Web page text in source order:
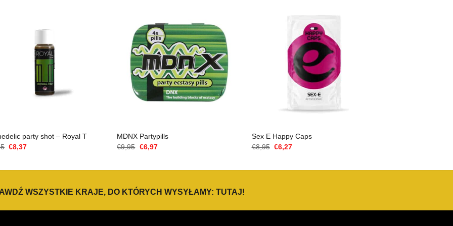
party shot – Royal T
Cena
Original
€8,37Aktualna
MDNX Partypills
€9,95 Cena
Original
€6,97Aktualna
Sex E Happy Caps
€8,95 Cena
Original
€6,27Aktualna
WSZYSTKIE KRAJE, DO KTÓRYCH WYSYŁAMY: TUTAJ!